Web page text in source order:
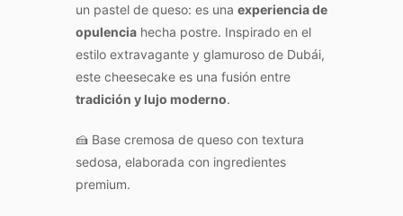
un pastel de queso: es una experiencia de
opulencia hecha postre. Inspirado en el
estilo extravagante y glamuroso de Dubái,
este cheesecake es una fusión entre
tradición y lujo moderno.
🍰 Base cremosa de queso con textura
sedosa, elaborada con ingredientes
premium.